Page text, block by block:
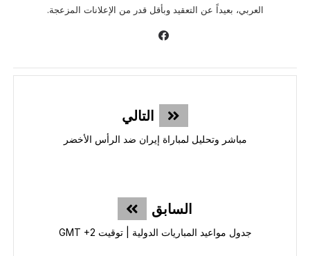
العربي، بعيداً عن التعقيد وبأقل قدر من الإعلانات المزعجة.
التالي
مباشر وتحليل لمباراة إيران ضد الرأس الأخضر
السابق
جدول مواعيد المباريات الدولية | توقيت GMT +2